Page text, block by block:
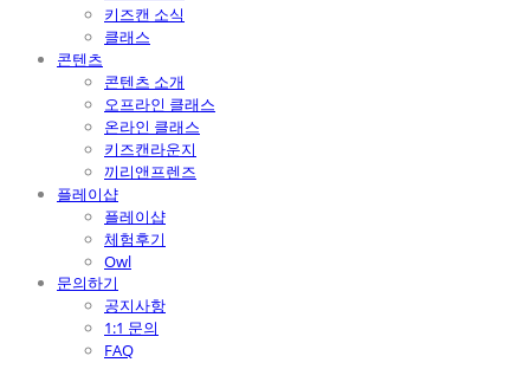
키즈캔 소식
클래스
콘텐츠
콘텐츠 소개
오프라인 클래스
온라인 클래스
키즈캔라운지
끼리앤프렌즈
플레이샵
플레이샵
체험후기
Owl
문의하기
공지사항
1:1 문의
FAQ